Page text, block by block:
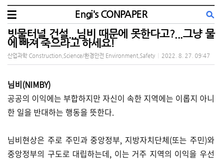
Engi's CONPAPER
빗물터널 건설...님비 때문에 못한다고?...그냥 물
에 빠져 죽으라고 하세요!
산업과학 Construction,Science/환경안전 Environment,Safety 2022. 8. 27. 09:47
님비(NIMBY)
공공의 이익에는 부합하지만 자신이 속한 지역에는 이롭지 아니
한 일을 반대하는 행동을 뜻한다.
님비현상은 주로 주민과 중앙정부, 지방자치단체(또는 주민)와
중앙정부의 구도로 대립하는데, 이는 거주 지역의 이익을 우선